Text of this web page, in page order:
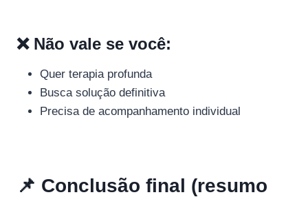
❌ Não vale se você:
Quer terapia profunda
Busca solução definitiva
Precisa de acompanhamento individual
📌 Conclusão final (resumo